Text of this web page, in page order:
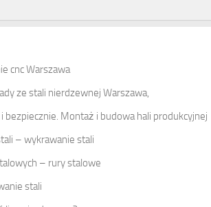
cnc Warszawa
ze stali nierdzewnej Warszawa,
bezpiecznie. Montaż i budowa hali produkcyjnej
– wykrawanie stali
– rury stalowe
stali